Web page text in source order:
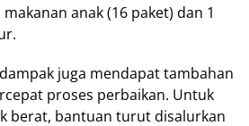
anak (16 paket) dan 1
juga mendapat tambahan
proses perbaikan. Untuk
berat, bantuan turut disalurkan